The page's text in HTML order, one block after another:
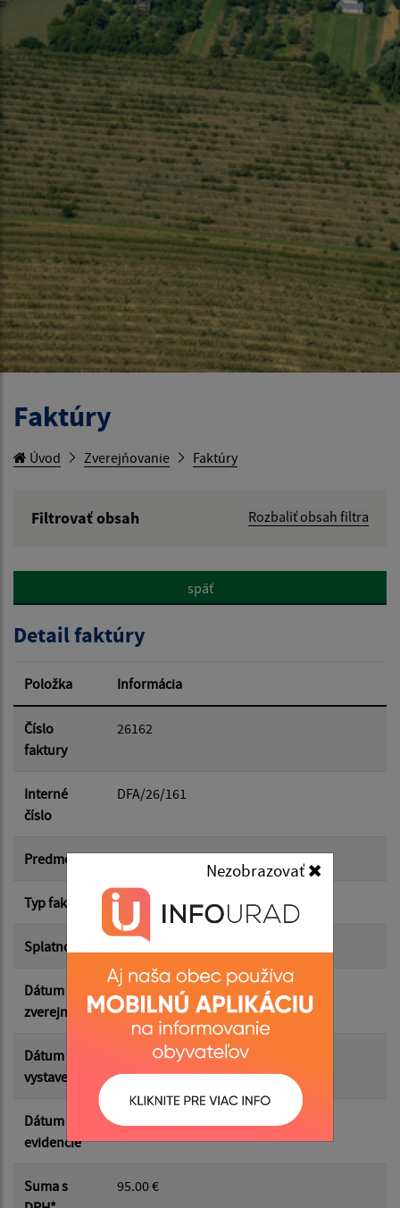
Nezobrazovať
Faktúry
Úvod Zverejňovanie Faktúry
Filtrovať obsah
Rozbaliť obsah filtra
Hľadať v:
Dátum od:
Dátum do:
Suma od:
Suma do:
Filtrovať Reset
späť
Detail faktúry
Položka Informácia
Číslo
faktury
26162
Interné
číslo
DFA/26/161
Predmet Preprava osôb
Typ faktúry dodávateľská
Splatnosť 14.05.2026
Dátum
zverejnenia
11.05.2026
Dátum
vystavenia
30.04.2026
Dátum
evidencie
30.04.2026
Suma s
95.00 €